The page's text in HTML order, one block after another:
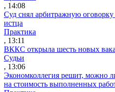
, 14:08
Суд снял арбитражную
истца
Практика
, 13:11
ВККС открыла шесть новых
Судьи
, 13:06
Экономколлегия решит, можно
на стоимость выполненных